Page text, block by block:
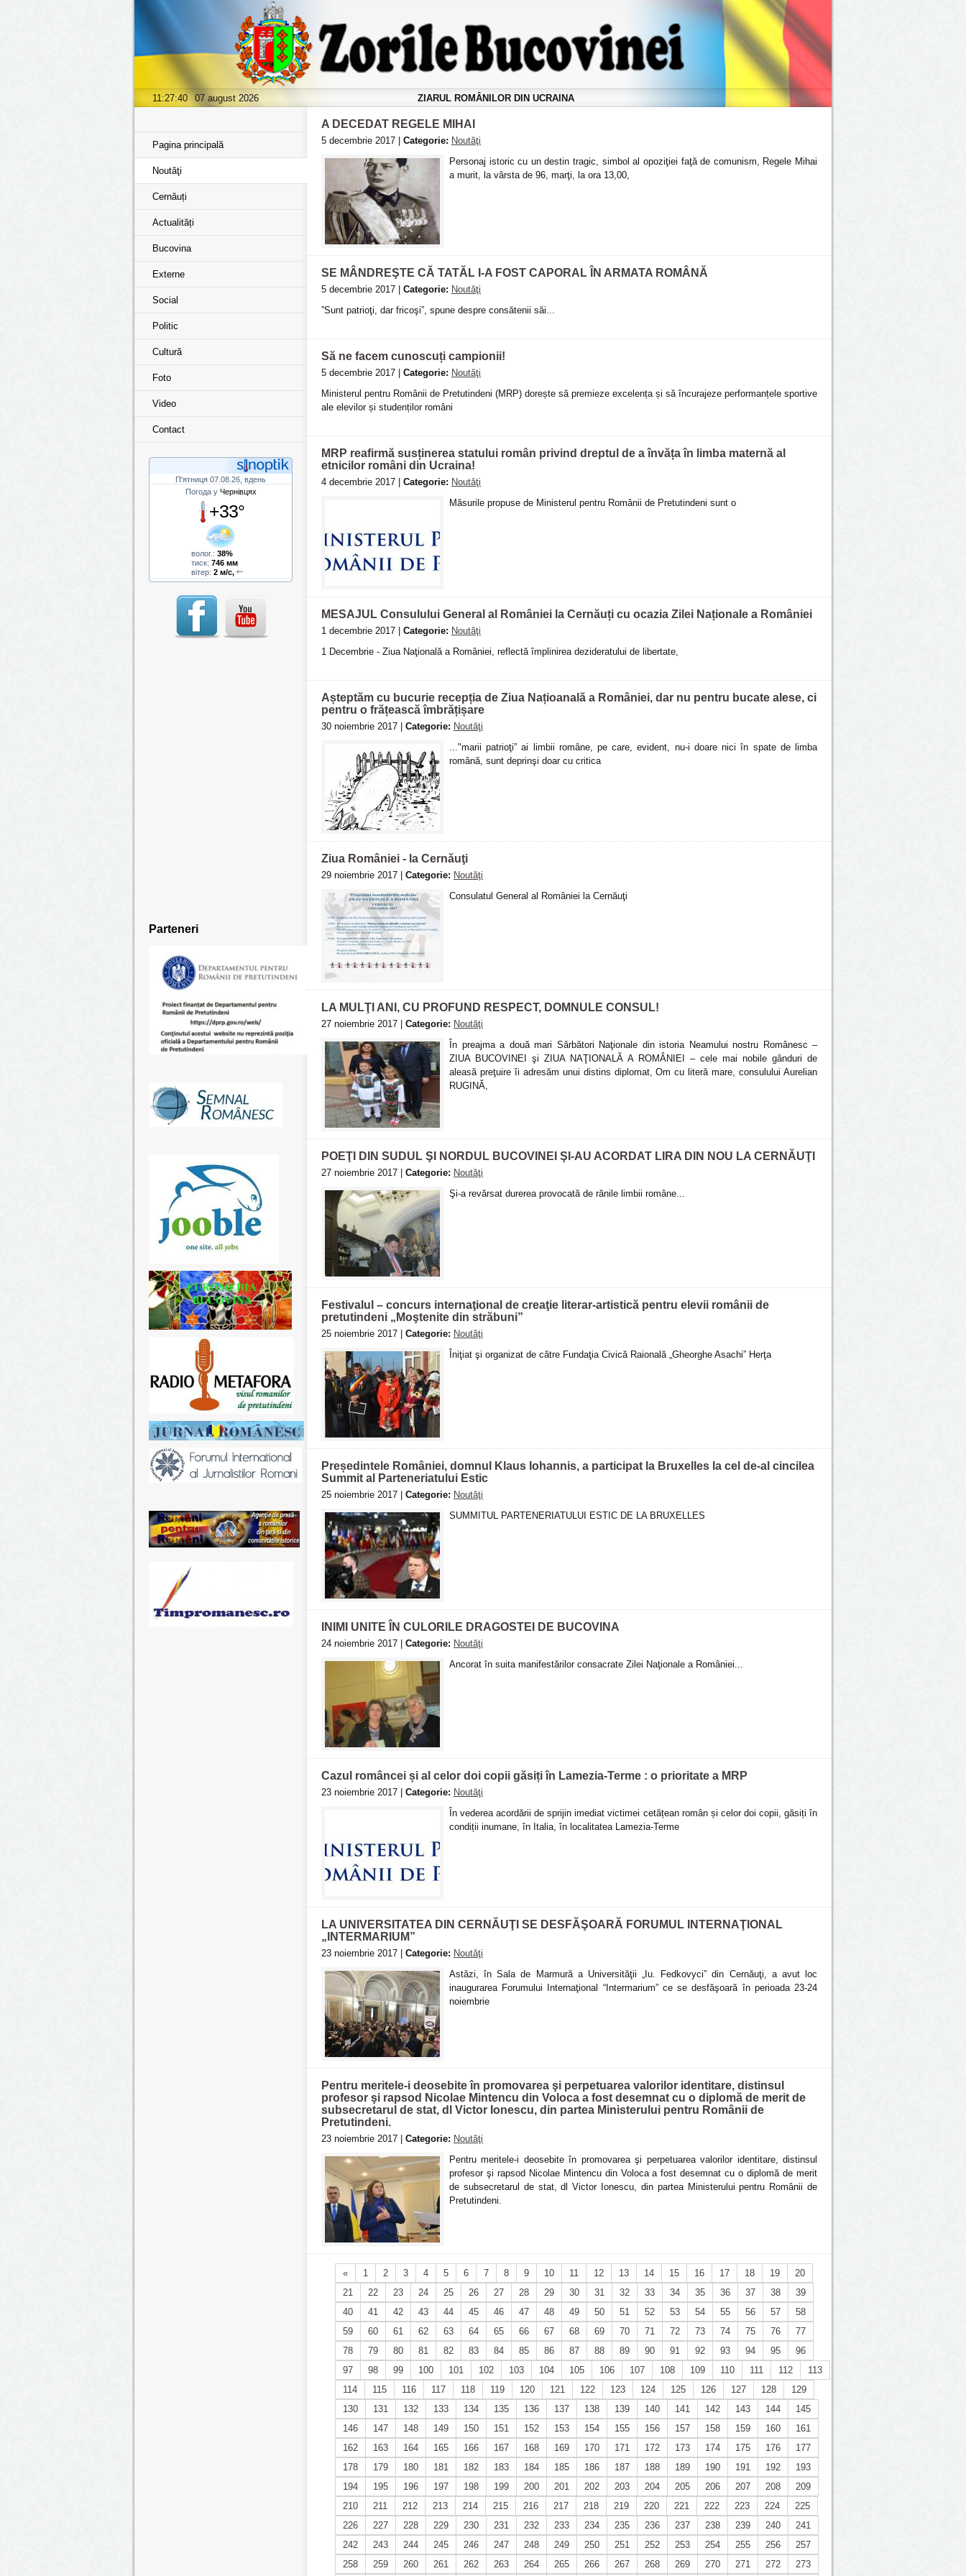
11:27:41 07 august 2026 ZIARUL ROMÂNILOR DIN UCRAINA
Pagina principală
Noutăţi
Cernăuți
Actualități
Bucovina
Externe
Social
Politic
Cultură
Foto
Video
Contact
П'ятниця 07.08.26, вдень
Погода у Чернівцях
+33°
волог.: 38%
тиск: 746 мм
вітер: 2 м/с,
Parteneri
A DECEDAT REGELE MIHAI
5 decembrie 2017 | Categorie: Noutăţi
Personaj istoric cu un destin tragic, simbol al opoziţiei faţă de comunism, Regele Mihai
a murit, la vârsta de 96, marţi, la ora 13,00,
SE MÂNDREŞTE CĂ TATĂL I-A FOST CAPORAL ÎN ARMATA ROMÂNĂ
5 decembrie 2017 | Categorie: Noutăţi
”Sunt patrioţi, dar fricoşi”, spune despre consătenii săi...
Să ne facem cunoscuți campionii!
5 decembrie 2017 | Categorie: Noutăţi
Ministerul pentru Românii de Pretutindeni (MRP) dorește să premieze excelența și să încurajeze performanțele sportive
ale elevilor și studenților români
MRP reafirmă susținerea statului român privind dreptul de a învăța în limba maternă al
etnicilor români din Ucraina!
4 decembrie 2017 | Categorie: Noutăţi
Măsurile propuse de Ministerul pentru Românii de Pretutindeni sunt o
MESAJUL Consulului General al României la Cernăuți cu ocazia Zilei Naționale a României
1 decembrie 2017 | Categorie: Noutăţi
1 Decembrie - Ziua Naţională a României, reflectă împlinirea dezideratului de libertate,
Așteptăm cu bucurie recepția de Ziua Națioanală a României, dar nu pentru bucate alese, ci
pentru o frățească îmbrățișare
30 noiembrie 2017 | Categorie: Noutăţi
..."marii patrioţi” ai limbii române, pe care, evident, nu-i doare nici în spate de limba
română, sunt deprinşi doar cu critica
Ziua României - la Cernăuţi
29 noiembrie 2017 | Categorie: Noutăţi
Consulatul General al României la Cernăuţi
LA MULŢI ANI, CU PROFUND RESPECT, DOMNULE CONSUL!
27 noiembrie 2017 | Categorie: Noutăţi
În preajma a două mari Sărbători Naţionale din istoria Neamului nostru Românesc –
ZIUA BUCOVINEI şi ZIUA NAŢIONALĂ A ROMÂNIEI – cele mai nobile gânduri de
aleasă preţuire îi adresăm unui distins diplomat, Om cu literă mare, consulului Aurelian
RUGINĂ,
POEŢI DIN SUDUL ŞI NORDUL BUCOVINEI ŞI-AU ACORDAT LIRA DIN NOU LA CERNĂUŢI
27 noiembrie 2017 | Categorie: Noutăţi
Şi-a revărsat durerea provocată de rănile limbii române...
Festivalul – concurs internaţional de creaţie literar-artistică pentru elevii românii de
pretutindeni „Moştenite din străbuni”
25 noiembrie 2017 | Categorie: Noutăţi
Îniţiat şi organizat de către Fundaţia Civică Raională „Gheorghe Asachi” Herţa
Președintele României, domnul Klaus Iohannis, a participat la Bruxelles la cel de-al cincilea
Summit al Parteneriatului Estic
25 noiembrie 2017 | Categorie: Noutăţi
SUMMITUL PARTENERIATULUI ESTIC DE LA BRUXELLES
INIMI UNITE ÎN CULORILE DRAGOSTEI DE BUCOVINA
24 noiembrie 2017 | Categorie: Noutăţi
Ancorat în suita manifestărilor consacrate Zilei Naţionale a României...
Cazul româncei și al celor doi copii găsiți în Lamezia-Terme : o prioritate a MRP
23 noiembrie 2017 | Categorie: Noutăţi
În vederea acordării de sprijin imediat victimei cetățean român și celor doi copii, găsiți în
condiții inumane, în Italia, în localitatea Lamezia-Terme
LA UNIVERSITATEA DIN CERNĂUŢI SE DESFĂŞOARĂ FORUMUL INTERNAŢIONAL
„INTERMARIUM”
23 noiembrie 2017 | Categorie: Noutăţi
Astăzi, în Sala de Marmură a Universităţii „Iu. Fedkovyci” din Cernăuţi, a avut loc
inaugurarea Forumului Internaţional “Intermarium” ce se desfăşoară în perioada 23-24
noiembrie
Pentru meritele-i deosebite în promovarea şi perpetuarea valorilor identitare, distinsul
profesor şi rapsod Nicolae Mintencu din Voloca a fost desemnat cu o diplomă de merit de
subsecretarul de stat, dl Victor Ionescu, din partea Ministerului pentru Românii de
Pretutindeni.
23 noiembrie 2017 | Categorie: Noutăţi
Pentru meritele-i deosebite în promovarea şi perpetuarea valorilor identitare, distinsul
profesor şi rapsod Nicolae Mintencu din Voloca a fost desemnat cu o diplomă de merit
de subsecretarul de stat, dl Victor Ionescu, din partea Ministerului pentru Românii de
Pretutindeni.
« 1 2 3 4 5 6 7 8 9 10 11 12 13 14 15 16 17 18 19
20
21
22 23 24 25 26 27 28 29 30 31 32 33 34 35 36 37 38
39
40
41 42 43 44 45 46 47 48 49 50 51 52 53 54 55 56 57
58
59
60 61 62 63 64 65 66 67 68 69 70 71 72 73 74 75 76
77
78
79 80 81 82 83 84 85 86 87 88 89 90 91 92 93 94 95
96
97
98 99 100 101 102 103 104 105 106 107 108 109 110 111 112
113
114
115 116 117 118 119 120 121 122 123 124 125 126 127 128
129
130
131 132 133 134 135 136 137 138 139 140 141 142 143 144
145
146
147 148 149 150 151 152 153 154 155 156 157 158 159 160
161
162
163 164 165 166 167 168 169 170 171 172 173 174 175 176
177
178
179 180 181 182 183 184 185 186 187 188 189 190 191 192
193
194
195 196 197 198 199 200 201 202 203 204 205 206 207 208
209
210
211 212 213 214 215 216 217 218 219 220 221 222 223 224
225
226
227 228 229 230 231 232 233 234 235 236 237 238 239 240
241
242
243 244 245 246 247 248 249 250 251 252 253 254 255 256
257
258
259 260 261 262 263 264 265 266 267 268 269 270 271 272 273